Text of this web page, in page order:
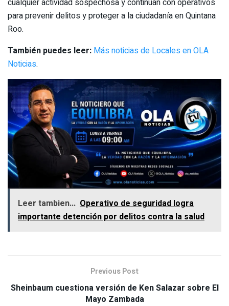
para prevenir delitos y proteger a la ciudadanía en Quintana
Roo.
También puedes leer: Más noticias de Locales en OLA
Noticias.
Leer tambien... Operativo de seguridad logra
importante detención por delitos contra la salud
Previous Post
Sheinbaum cuestiona versión de Ken Salazar sobre El
Mayo Zambada